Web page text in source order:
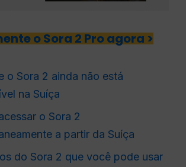
o Sora 2 Pro agora >
o Sora 2 ainda não está
na Suíça
o Sora 2
a partir da Suíça
do Sora 2 que você pode usar